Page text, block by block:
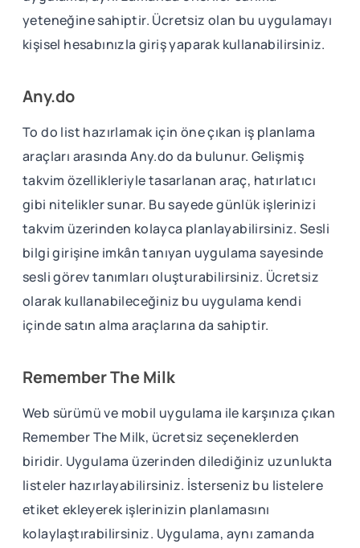
yeteneğine sahiptir. Ücretsiz olan bu uygulamayı
kişisel hesabınızla giriş yaparak kullanabilirsiniz.
Any.do
To do list hazırlamak için öne çıkan iş planlama
araçları arasında Any.do da bulunur. Gelişmiş
takvim özellikleriyle tasarlanan araç, hatırlatıcı
gibi nitelikler sunar. Bu sayede günlük işlerinizi
takvim üzerinden kolayca planlayabilirsiniz. Sesli
bilgi girişine imkân tanıyan uygulama sayesinde
sesli görev tanımları oluşturabilirsiniz. Ücretsiz
olarak kullanabileceğiniz bu uygulama kendi
içinde satın alma araçlarına da sahiptir.
Remember The Milk
Web sürümü ve mobil uygulama ile karşınıza çıkan
Remember The Milk, ücretsiz seçeneklerden
biridir. Uygulama üzerinden dilediğiniz uzunlukta
listeler hazırlayabilirsiniz. İsterseniz bu listelere
etiket ekleyerek işlerinizin planlamasını
kolaylaştırabilirsiniz. Uygulama, aynı zamanda